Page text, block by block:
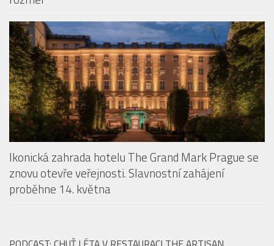
Restaurace The Artisan přichází s konceptem Taste
Our Story. Fine dining v centru Prahy dostává nový
rozměr
Ikonická zahrada hotelu The Grand Mark Prague se